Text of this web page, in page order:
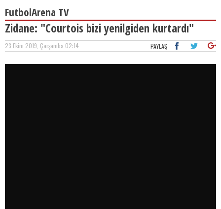
FutbolArena TV
Zidane: "Courtois bizi yenilgiden kurtardı"
23 Ekim 2019, Çarşamba 02:14 PAYLAŞ